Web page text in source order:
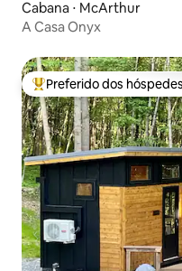
Cabana ⋅ McArthur
A Casa Onyx
Entre os melhores
Preferido dos hóspedes